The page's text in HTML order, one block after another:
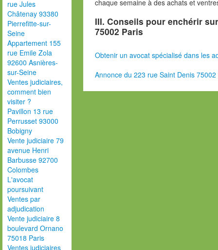
rue Jules
Châtenay 93380
Pierrefitte-sur-
Seine
Appartement 155
rue Emile Zola
92600 Asnières-
sur-Seine
Ventes judiciaires,
comment bien
visiter ?
Pavillon 13 rue
Perrusset 93000
Bobigny
Vente judiciaire 79
avenue Henri
Barbusse 92700
Colombes
L'avocat
poursuivant
Ventes par
adjudication
Vente judiciaire 8
boulevard Ornano
75018 Paris
Ventes judiciaires
chaque semaine à des achats et
III. Conseils pour enchérir
75002 Paris
Obtenir un avocat spécialisé dans les
Annonce du 223 rue Saint Denis 75002